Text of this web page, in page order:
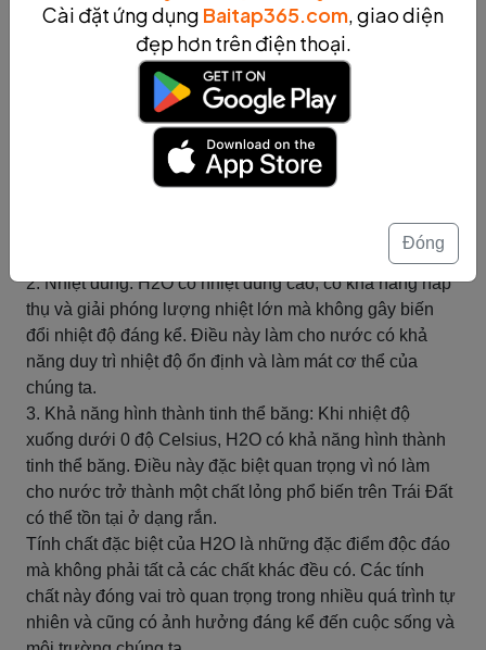
Tính chất đặc biệt của H2O
Tính chất đặc biệt của H2O:
H2O, còn được biết đến như nước, có một số tính chất
đặc biệt đáng chú ý. Dưới đây là một số tính chất đặc
1. Độ nhớt: H2O có độ nhớt cao, có nghĩa là nó có khả
Điều này làm cho nước có thể tạo ra các hiện tượng
2. Nhiệt dung: H2O có nhiệt dung cao, có khả năng hấp
thụ và giải phóng lượng nhiệt lớn mà không gây biến
đổi nhiệt độ đáng kể. Điều này làm cho nước có khả
năng duy trì nhiệt độ ổn định và làm mát cơ thể của
chúng ta.
3. Khả năng hình thành tinh thể băng: Khi nhiệt độ
xuống dưới 0 độ Celsius, H2O có khả năng hình thành
tinh thể băng. Điều này đặc biệt quan trọng vì nó làm
cho nước trở thành một chất lỏng phổ biến trên Trái Đất
có thể tồn tại ở dạng rắn.
Tính chất đặc biệt của H2O là những đặc điểm độc đáo
mà không phải tất cả các chất khác đều có. Các tính
chất này đóng vai trò quan trọng trong nhiều quá trình tự
nhiên và cũng có ảnh hưởng đáng kể đến cuộc sống và
Cài đặt ứng dụng Baitap365.com, giao diện
đẹp hơn trên điện thoại.
Đóng